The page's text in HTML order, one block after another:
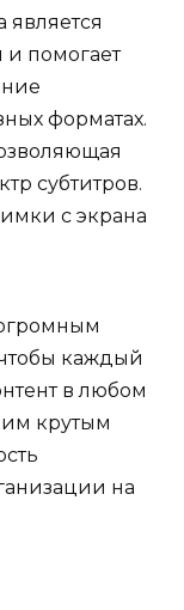
является
и помогает
форматах.
субтитров.
с экрана
каждый
в любом
крутым
на